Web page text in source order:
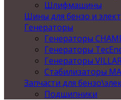
Шлифмашины
Шины для бензо и
Генераторы
Генераторы
Генераторы
Генераторы
Стабилизаторы
Запчасти для
Подшипники